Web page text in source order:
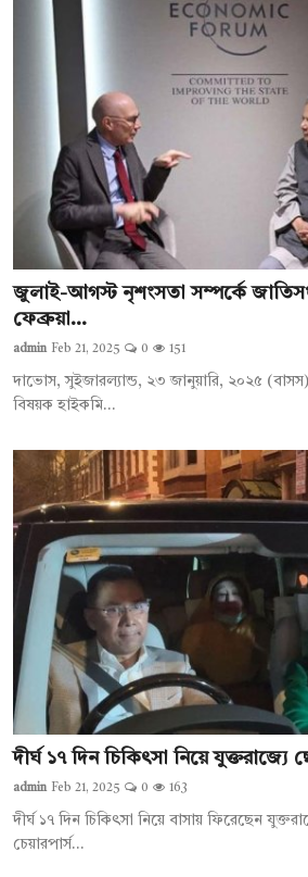
জুলাই-আগস্ট নৃশংসতা সম্পর্কে
ফেব্রুয়া...
admin Feb 21, 2025 0 151
দাভোস, সুইজারল্যান্ড, ২৩ জানুয়ারি, ২০২৫ (বাসস)
বিষয়ক হাইকমি...
দীর্ঘ ১৭ দিন চিকিৎসা নিয়ে যুক্তরাজ্যে
admin Feb 21, 2025 0 163
দীর্ঘ ১৭ দিন চিকিৎসা নিয়ে বাসায় ফিরেছেন
চেয়ারপার্স...